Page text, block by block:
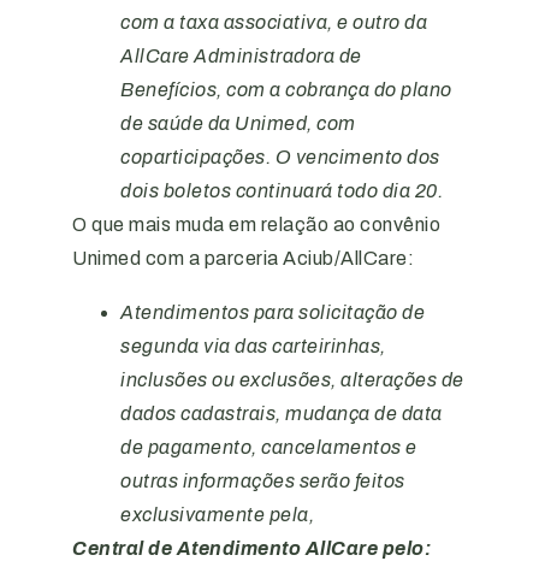
com a taxa associativa, e outro da
AllCare Administradora de
Benefícios, com a cobrança do plano
de saúde da Unimed, com
coparticipações. O vencimento dos
dois boletos continuará todo dia 20.
O que mais muda em relação ao convênio
Unimed com a parceria Aciub/AllCare:
Atendimentos para solicitação de
segunda via das carteirinhas,
inclusões ou exclusões, alterações de
dados cadastrais, mudança de data
de pagamento, cancelamentos e
outras informações serão feitos
exclusivamente pela,
Central de Atendimento AllCare pelo: